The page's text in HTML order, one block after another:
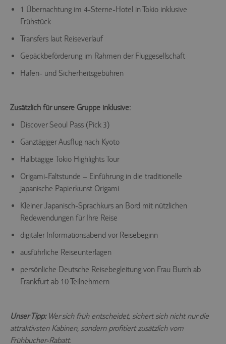
1 Übernachtung im 4-Sterne-Hotel in Tokio inklusive
Frühstück
Transfers laut Reiseverlauf
Gepäckbeförderung im Rahmen der Fluggesellschaft
Hafen- und Sicherheitsgebühren
Zusätzlich für unsere Gruppe inklusive:
Discover Seoul Pass (Pick 3)
Ganztägiger Ausflug nach Kyoto
Halbtägige Tokio Highlights Tour
Origami-Faltstunde – Einführung in die traditionelle
japanische Papierkunst Origami
Kleiner Japanisch-Sprachkurs an Bord mit nützlichen
Redewendungen für Ihre Reise
digitaler Informationsabend vor Reisebeginn
ausführliche Reiseunterlagen
persönliche Deutsche Reisebegleitung von Frau Burch ab
Frankfurt ab 10 Teilnehmern
Unser Tipp:Wer sich früh entscheidet, sichert sich nicht nur die
attraktivsten Kabinen, sondern profitiert zusätzlich vom
Frühbucher-Rabatt.